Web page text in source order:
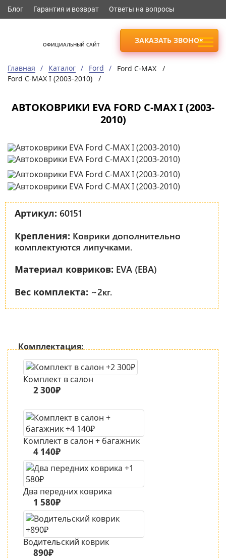
Блог Гарантия и возврат Ответы на вопросы
ОФИЦИАЛЬНЫЙ САЙТ ЗАКАЗАТЬ ЗВОНОК
Главная Каталог Ford
Ford C-MAX /
Ford C-MAX I (2003-2010) /
АВТОКОВРИКИ EVA FORD C-MAX I (2003-
2010)
Артикул: 60151
Крепления: Коврики дополнительно
комплектуются липучками.
Материал ковриков: EVA (ЕВА)
Вес комплекта: ~2кг.
Комплектация:
Комплект в салон
2 300₽
Комплект в салон + багажник
4 140₽
Два передних коврика
1 580₽
Водительский коврик
890₽